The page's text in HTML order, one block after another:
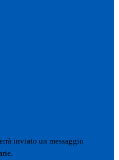
inviato un messaggio